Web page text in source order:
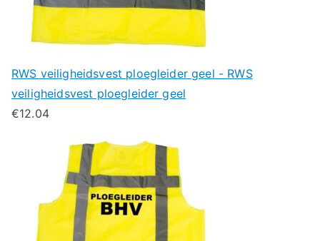
RWS veiligheidsvest ploegleider geel - RWS
veiligheidsvest ploegleider geel
€12.04